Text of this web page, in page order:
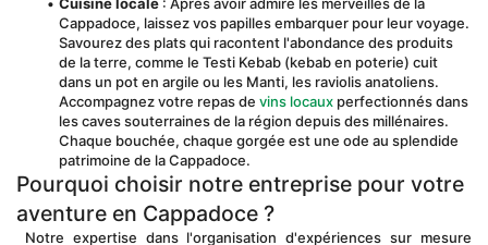
Cappadoce, laissez vos papilles embarquer pour leur voyage.
Savourez des plats qui racontent l'abondance des produits
de la terre, comme le Testi Kebab (kebab en poterie) cuit
dans un pot en argile ou les Manti, les raviolis anatoliens.
Accompagnez votre repas de vins locaux perfectionnés dans
les caves souterraines de la région depuis des millénaires.
Chaque bouchée, chaque gorgée est une ode au splendide
patrimoine de la Cappadoce.
Pourquoi choisir notre entreprise pour votre
aventure en Cappadoce ?